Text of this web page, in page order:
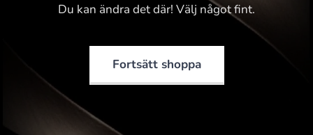
Du kan ändra det där! Välj något fint.
Fortsätt shoppa